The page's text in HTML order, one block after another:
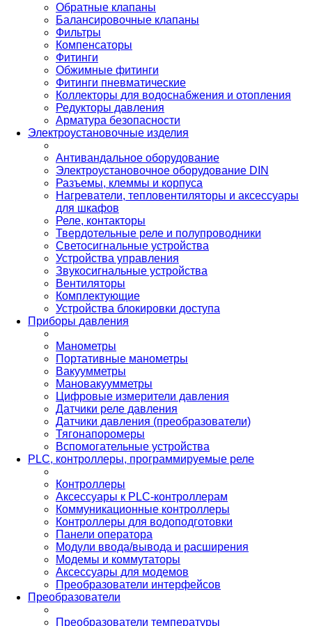
Обратные клапаны
Балансировочные клапаны
Фильтры
Компенсаторы
Фитинги
Обжимные фитинги
Фитинги пневматические
Коллекторы для водоснабжения и отопления
Редукторы давления
Арматура безопасности
Электроустановочные изделия
Антивандальное оборудование
Электроустановочное оборудование DIN
Разъемы, клеммы и корпуса
Нагреватели, тепловентиляторы и аксессуары
для шкафов
Реле, контакторы
Твердотельные реле и полупроводники
Светосигнальные устройства
Устройства управления
Звукосигнальные устройства
Вентиляторы
Комплектующие
Устройства блокировки доступа
Приборы давления
Манометры
Портативные манометры
Вакуумметры
Мановакуумметры
Цифровые измерители давления
Датчики реле давления
Датчики давления (преобразователи)
Тягонапоромеры
Вспомогательные устройства
PLС, контроллеры, программируемые реле
Контроллеры
Аксессуары к PLC-контроллерам
Коммуникационные контроллеры
Контроллеры для водоподготовки
Панели оператора
Модули ввода/вывода и расширения
Модемы и коммутаторы
Аксессуары для модемов
Преобразователи интерфейсов
Преобразователи
Преобразователи температуры